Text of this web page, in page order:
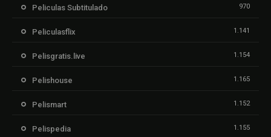
Peliculas Subtitulado 970
Peliculasflix 1.141
Pelisgratis.live 1.154
Pelishouse 1.165
Pelismart 1.152
Pelispedia 1.155